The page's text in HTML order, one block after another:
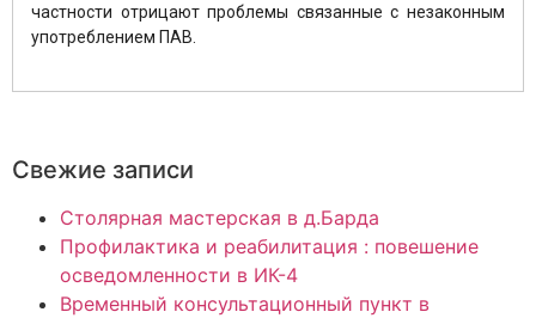
частности отрицают проблемы связанные с незаконным
употреблением ПАВ.
Свежие записи
Столярная мастерская в д.Барда
Профилактика и реабилитация : повешение
осведомленности в ИК-4
Временный консультационный пункт в